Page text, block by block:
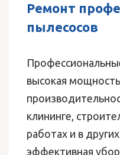
Ремонт
пылесосов
высокая
клининге,
работах и в
эффективная